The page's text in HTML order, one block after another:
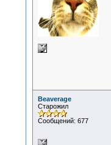
Beaverage
Старожил
Сообщений: 677